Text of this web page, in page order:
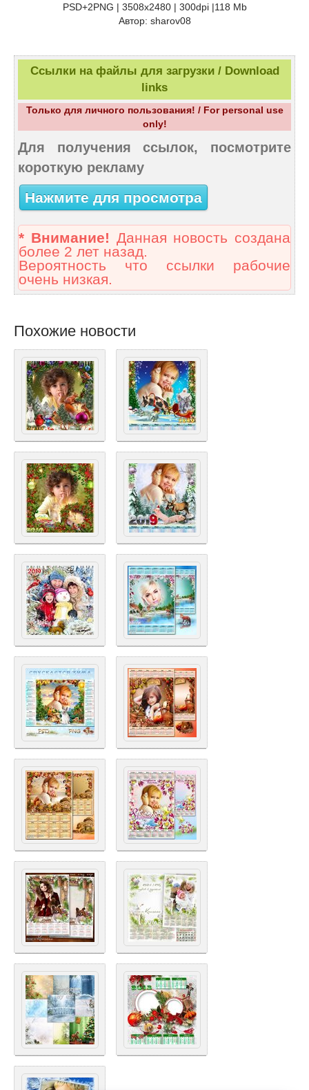
PSD+2PNG | 3508x2480 | 300dpi |118 Mb
Автор: sharov08
Ссылки на файлы для загрузки / Download
links
Только для личного пользования! / For personal use
only!
Для получения ссылок, посмотрите
короткую рекламу
Нажмите для просмотра
* Внимание! Данная новость создана
более 2 лет назад.
Вероятность что ссылки рабочие
очень низкая.
Похожие новости